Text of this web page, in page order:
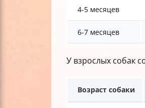
4-5 месяцев
6-7 месяцев
У взрослых собак
Возраст собаки